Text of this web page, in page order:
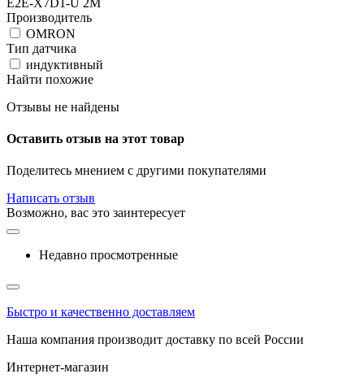
Производитель
OMRON
Тип датчика
индуктивный
Найти похожие
Отзывы не найдены
Оставить отзыв на этот товар
Поделитесь мнением с другими покупателями
Написать отзыв
Возможно, вас это заинтересует
Недавно просмотренные
Быстро и качественно доставляем
Наша компания производит доставку по всей России
Интернет-магазин